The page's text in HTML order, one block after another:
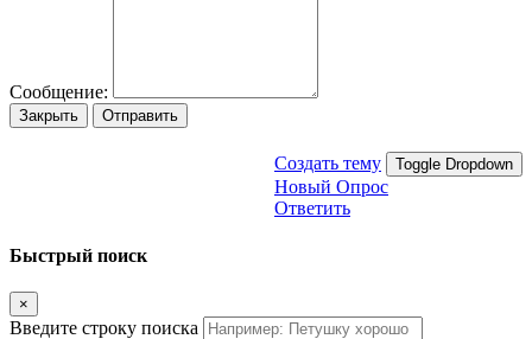
Сообщение:
Закрыть Отправить
Создать тему Toggle Dropdown
Новый Опрос
Ответить
Быстрый поиск
×
Введите строку поиска